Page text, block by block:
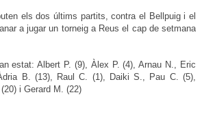
els dos últims partits, contra el Bellpuig i el
a jugar un torneig a Reus el cap de setmana
estat: Albert P. (9), Àlex P. (4), Arnau N., Eric
B. (13), Raul C. (1), Daiki S., Pau C. (5),
i Gerard M. (22)